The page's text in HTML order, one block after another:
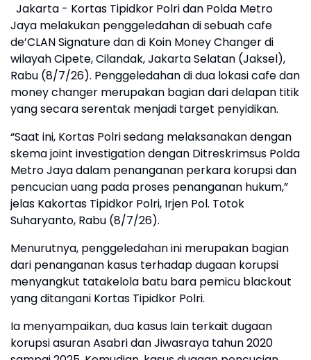
Jakarta - Kortas Tipidkor Polri dan Polda Metro
Jaya melakukan penggeledahan di sebuah cafe
de’CLAN Signature dan di Koin Money Changer di
wilayah Cipete, Cilandak, Jakarta Selatan (Jaksel),
Rabu (8/7/26). Penggeledahan di dua lokasi cafe dan
money changer merupakan bagian dari delapan titik
yang secara serentak menjadi target penyidikan.
“Saat ini, Kortas Polri sedang melaksanakan dengan
skema joint investigation dengan Ditreskrimsus Polda
Metro Jaya dalam penanganan perkara korupsi dan
pencucian uang pada proses penanganan hukum,”
jelas Kakortas Tipidkor Polri, Irjen Pol. Totok
Suharyanto, Rabu (8/7/26).
Menurutnya, penggeledahan ini merupakan bagian
dari penanganan kasus terhadap dugaan korupsi
menyangkut tatakelola batu bara pemicu blackout
yang ditangani Kortas Tipidkor Polri.
Ia menyampaikan, dua kasus lain terkait dugaan
korupsi asuran Asabri dan Jiwasraya tahun 2020